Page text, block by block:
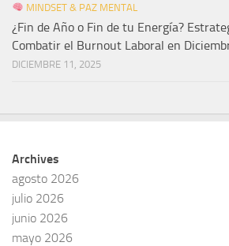
MINDSET & PAZ MENTAL
¿Fin de Año o Fin de tu Energía?
Combatir el Burnout Laboral en
DICIEMBRE 11, 2025
Archives
agosto 2026
julio 2026
junio 2026
mayo 2026